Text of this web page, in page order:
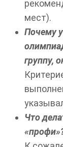
мест).
Почему
группу,
Что